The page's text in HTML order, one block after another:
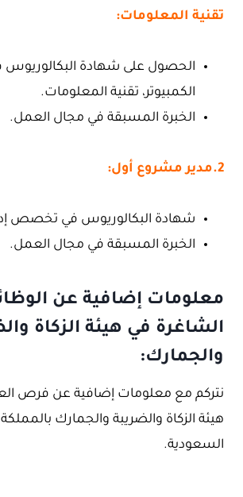
تقنية المعلومات:
الحصول على شهادة البكالوريوس
الكمبيوتر، تقنية المعلومات.
الخبرة المسبقة في مجال العمل.
2.مدير مشروع أول:
شهادة البكالوريوس في تخصص
الخبرة المسبقة في مجال العمل.
معلومات إضافية عن
الشاغرة في هيئة الزكاة
والجمارك:
نتركم مع معلومات إضافية عن فرص
هيئة الزكاة والضريبة والجمارك بالمملكة
السعودية.